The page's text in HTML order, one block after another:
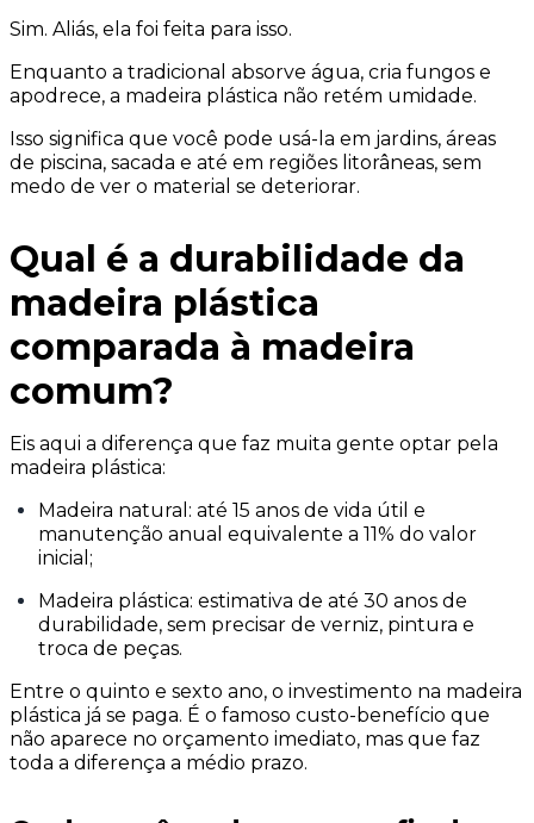
Sim. Aliás, ela foi feita para isso.
Enquanto a tradicional absorve água, cria fungos e
apodrece, a madeira plástica não retém umidade.
Isso significa que você pode usá-la em jardins, áreas
de piscina, sacada e até em regiões litorâneas, sem
medo de ver o material se deteriorar.
Qual é a durabilidade da
madeira plástica
comparada à madeira
comum?
Eis aqui a diferença que faz muita gente optar pela
madeira plástica:
Madeira natural: até 15 anos de vida útil e
manutenção anual equivalente a 11% do valor
inicial;
Madeira plástica: estimativa de até 30 anos de
durabilidade, sem precisar de verniz, pintura e
troca de peças.
Entre o quinto e sexto ano, o investimento na madeira
plástica já se paga. É o famoso custo-benefício que
não aparece no orçamento imediato, mas que faz
toda a diferença a médio prazo.